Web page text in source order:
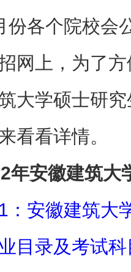
份各个院校会
网上，为了
大学硕士研
看看详情。
年安徽建筑大
：安徽建筑大
目录及考试科